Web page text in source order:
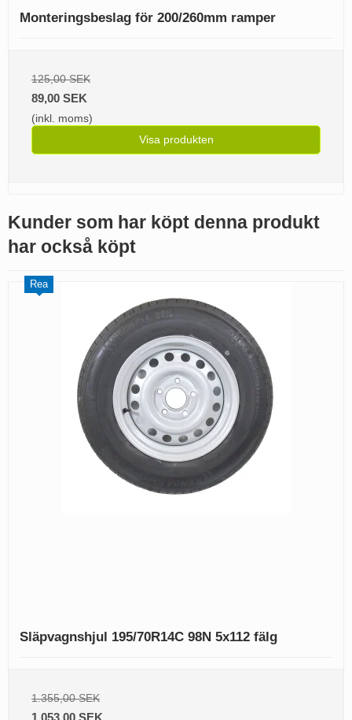
Monteringsbeslag för 200/260mm ramper
125,00 SEK
89,00 SEK
(inkl. moms)
Visa produkten
Kunder som har köpt denna produkt
har också köpt
Rea
Släpvagnshjul 195/70R14C 98N 5x112 fälg
1.355,00 SEK